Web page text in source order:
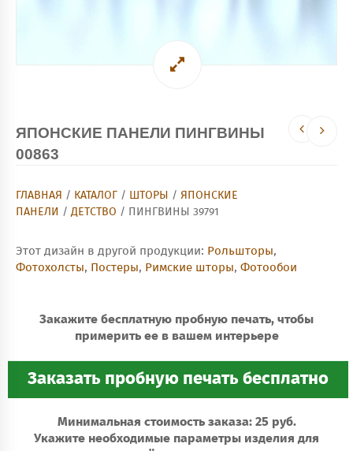
ЯПОНСКИЕ ПАНЕЛИ ПИНГВИНЫ
00863
ГЛАВНАЯ / КАТАЛОГ / ШТОРЫ / ЯПОНСКИЕ
ПАНЕЛИ / ДЕТСТВО / ПИНГВИНЫ 39791
Этот дизайн в другой продукции: Рольшторы,
Фотохолсты, Постеры, Римские шторы, Фотообои
Закажите бесплатную пробную печать, чтобы
примерить ее в вашем интерьере
Минимальная стоимость заказа: 25 руб.
Укажите необходимые параметры изделия для